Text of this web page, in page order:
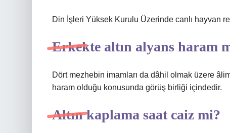
Din İşleri Yüksek Kurulu Üzerinde canlı hayvan
Erkekte altın alyans haram
Dört mezhebin imamları da dâhil olmak üzere
haram olduğu konusunda görüş birliği içindedir.
Altın kaplama saat caiz mi?